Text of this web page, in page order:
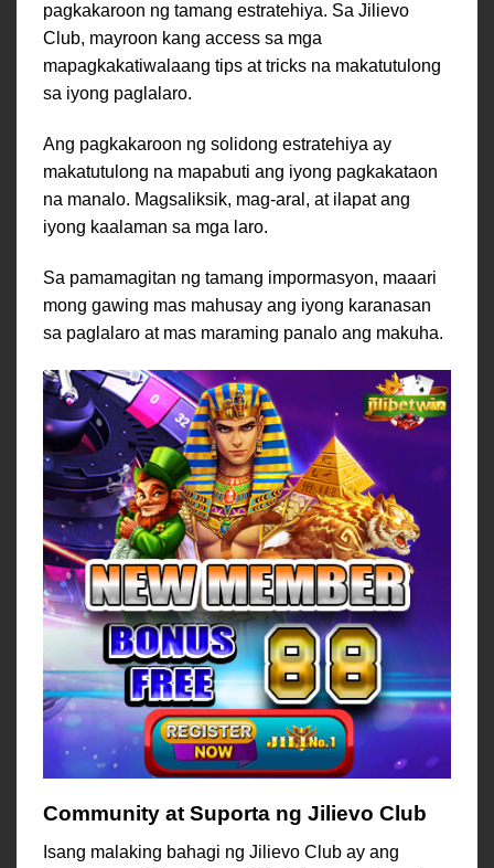
pagkakaroon ng tamang estratehiya. Sa Jilievo
Club, mayroon kang access sa mga
mapagkakatiwalaang tips at tricks na makatutulong
sa iyong paglalaro.
Ang pagkakaroon ng solidong estratehiya ay
makatutulong na mapabuti ang iyong pagkakataon
na manalo. Magsaliksik, mag-aral, at ilapat ang
iyong kaalaman sa mga laro.
Sa pamamagitan ng tamang impormasyon, maaari
mong gawing mas mahusay ang iyong karanasan
sa paglalaro at mas maraming panalo ang makuha.
Community at Suporta ng Jilievo Club
Isang malaking bahagi ng Jilievo Club ay ang